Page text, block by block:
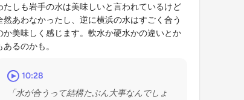
たしも岩手の水は美味しいと言われているけど
然あわなかったし、逆に横浜の水はすごく合う
か美味しく感じます。軟水か硬水かの違いとか
あるのかも。
10:28
「水が合うって結構たぶん大事なんでしょ